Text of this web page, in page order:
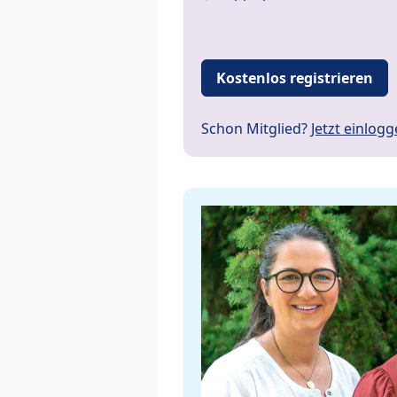
Kostenlos registrieren
Schon Mitglied? Jetzt